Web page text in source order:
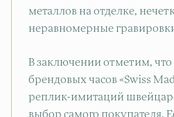
металлов на отделке,
неравномерные
В заключении отметим,
брендовых часов «Swiss
реплик-имитаций
выбор самого покупателя.